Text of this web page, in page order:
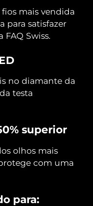
fios mais vendida
para satisfazer
FAQ Swiss.
no diamante da
testa
superior
olhos mais
com uma
para: